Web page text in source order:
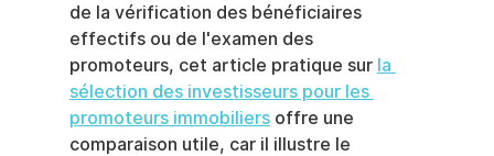
de la vérification des bénéficiaires
effectifs ou de l'examen des
promoteurs, cet article pratique sur la
sélection des investisseurs pour les
promoteurs immobiliers offre une
comparaison utile, car il illustre le